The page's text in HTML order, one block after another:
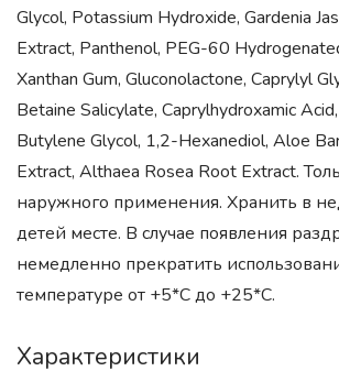
Glycol, Potassium Hydroxide, Gardenia
Extract, Panthenol, PEG-60
Xanthan Gum, Gluconolactone, Caprylyl
Betaine Salicylate, Caprylhydroxamic
Butylene Glycol, 1,2-Hexanediol, Aloe
Extract, Althaea Rosea Root Extract.
наружного применения. Хранить в
детей месте. В случае появления
немедленно прекратить
температуре от +5*С до +25*С.
Характеристики